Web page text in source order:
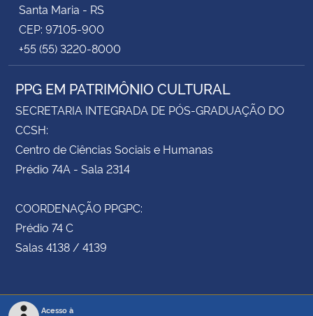
Santa Maria - RS
CEP: 97105-900
+55 (55) 3220-8000
PPG EM PATRIMÔNIO CULTURAL
SECRETARIA INTEGRADA DE PÓS-GRADUAÇÃO DO
CCSH:
Centro de Ciências Sociais e Humanas
Prédio 74A - Sala 2314
COORDENAÇÃO PPGPC:
Prédio 74 C
Salas 4138 / 4139
Acesso à